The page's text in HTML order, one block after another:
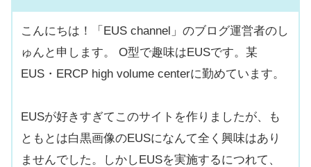
こんにちは！「EUS channel」のブログ運営者のし
ゅんと申します。 O型で趣味はEUSです。某
EUS・ERCP high volume centerに勤めています。
EUSが好きすぎてこのサイトを作りましたが、も
ともとは白黒画像のEUSになんて全く興味はあり
ませんでした。しかしEUSを実施するにつれて、